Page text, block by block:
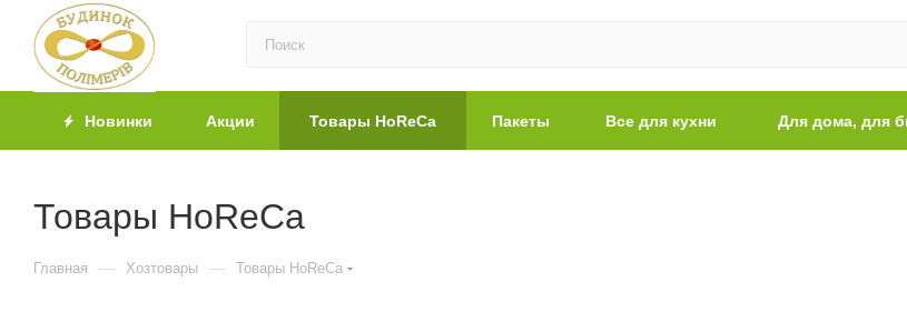
Новинки Акции Товары HoReCa Пакеты Все для кухни Для дома, для
Товары HoReCa
Главная — Хозтовары — Товары HoReCa